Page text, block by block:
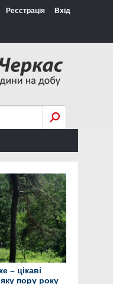
Реєстрація Вхід
– цікаві
пору року